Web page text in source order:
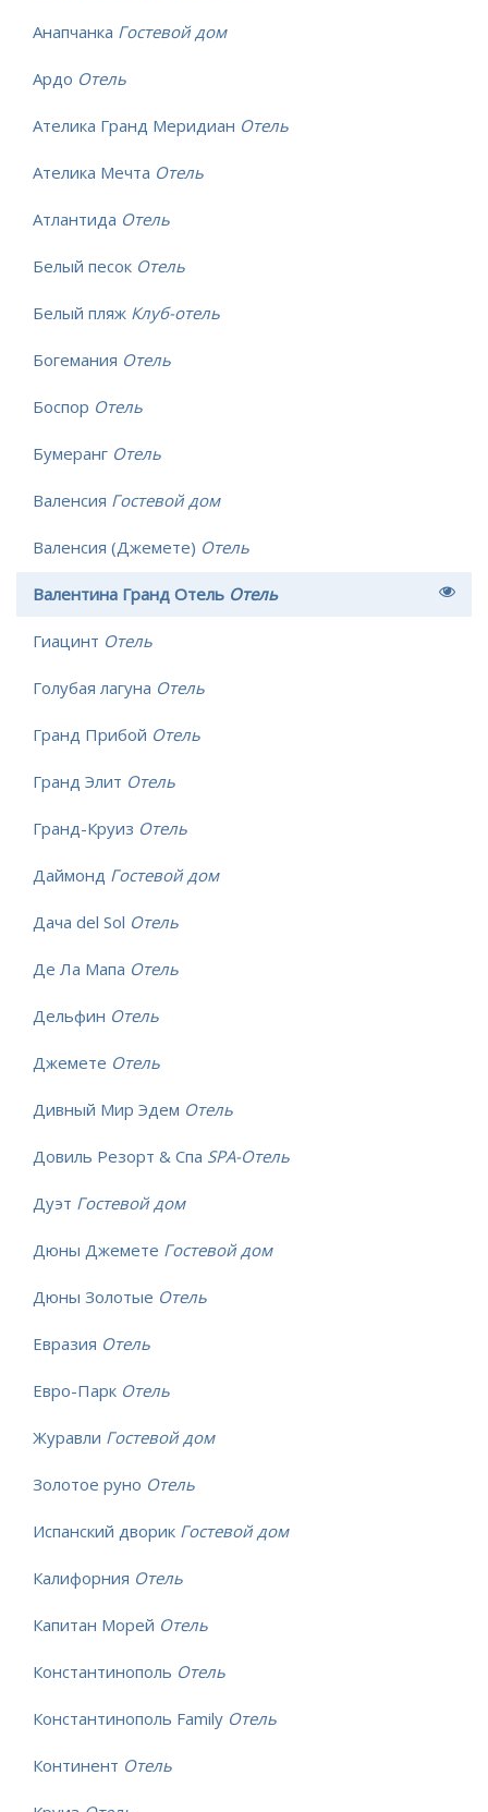
Анапчанка Гостевой дом
Ардо Отель
Ателика Гранд Меридиан Отель
Ателика Мечта Отель
Атлантида Отель
Белый песок Отель
Белый пляж Клуб-отель
Богемания Отель
Боспор Отель
Бумеранг Отель
Валенсия Гостевой дом
Валенсия (Джемете) Отель
Валентина Гранд Отель Отель
Гиацинт Отель
Голубая лагуна Отель
Гранд Прибой Отель
Гранд Элит Отель
Гранд-Круиз Отель
Даймонд Гостевой дом
Дача del Sol Отель
Де Ла Мапа Отель
Дельфин Отель
Джемете Отель
Дивный Мир Эдем Отель
Довиль Резорт & Спа SPA-Отель
Дуэт Гостевой дом
Дюны Джемете Гостевой дом
Дюны Золотые Отель
Евразия Отель
Евро-Парк Отель
Журавли Гостевой дом
Золотое руно Отель
Испанский дворик Гостевой дом
Калифорния Отель
Капитан Морей Отель
Константинополь Отель
Константинополь Family Отель
Континент Отель